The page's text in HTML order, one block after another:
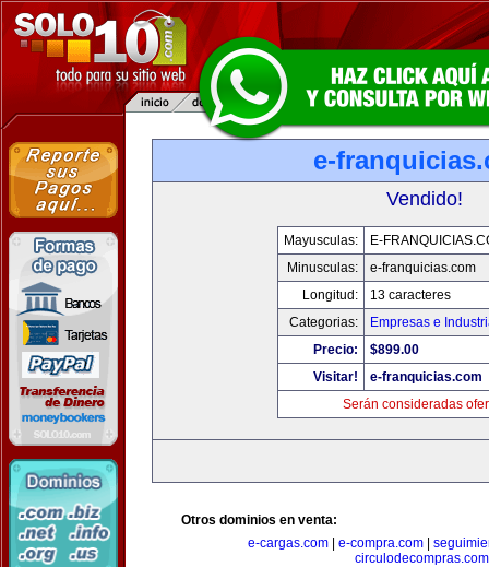
e-
Vendido!
Mayusculas:
E-
Minusculas:
e-franquicias.com
Longitud:
13 caracteres
Categorias:
Empresas e
Precio:
$899.00
Visitar!
e-franquicias.com
Serán consideradas
Otros dominios en venta:
e-cargas.com| e-compra.com|
circulodecompras.com